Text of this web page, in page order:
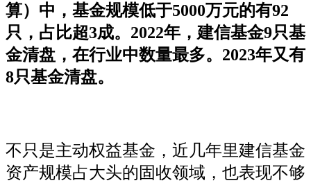
算）中，基金规模低于5000万元的有92
只，占比超3成。2022年，建信基金9只基
金清盘，在行业中数量最多。2023年又有
8只基金清盘。
不只是主动权益基金，近几年里建信基金
资产规模占大头的固收领域，也表现不够